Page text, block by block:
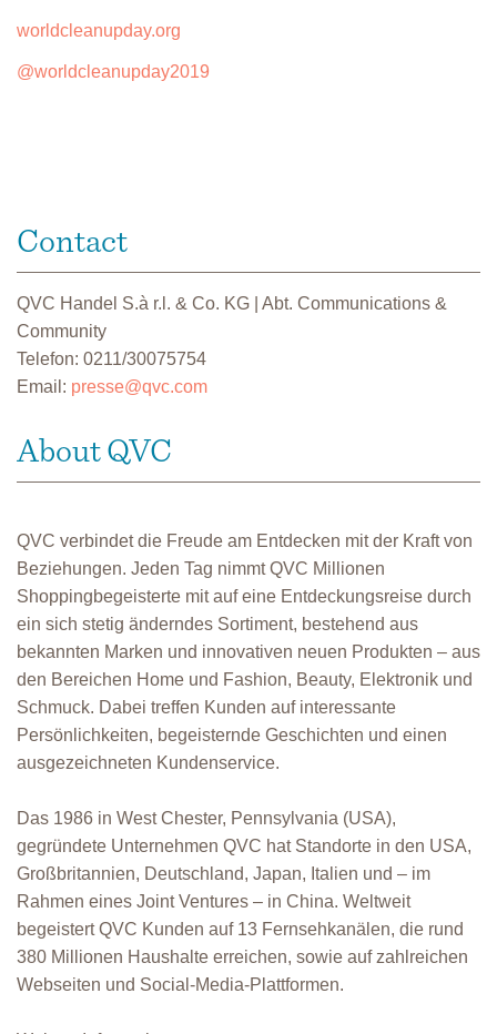
worldcleanupday.org
@worldcleanupday2019
Contact
QVC Handel S.à r.l. & Co. KG | Abt. Communications &
Community
Telefon: 0211/30075754
Email: presse@qvc.com
About QVC
QVC verbindet die Freude am Entdecken mit der Kraft von
Beziehungen. Jeden Tag nimmt QVC Millionen
Shoppingbegeisterte mit auf eine Entdeckungsreise durch
ein sich stetig änderndes Sortiment, bestehend aus
bekannten Marken und innovativen neuen Produkten – aus
den Bereichen Home und Fashion, Beauty, Elektronik und
Schmuck. Dabei treffen Kunden auf interessante
Persönlichkeiten, begeisternde Geschichten und einen
ausgezeichneten Kundenservice.
Das 1986 in West Chester, Pennsylvania (USA),
gegründete Unternehmen QVC hat Standorte in den USA,
Großbritannien, Deutschland, Japan, Italien und – im
Rahmen eines Joint Ventures – in China. Weltweit
begeistert QVC Kunden auf 13 Fernsehkanälen, die rund
380 Millionen Haushalte erreichen, sowie auf zahlreichen
Webseiten und Social-Media-Plattformen.